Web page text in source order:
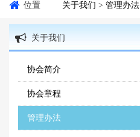
位置 关于我们 > 管理办法
关于我们
协会简介
协会章程
管理办法